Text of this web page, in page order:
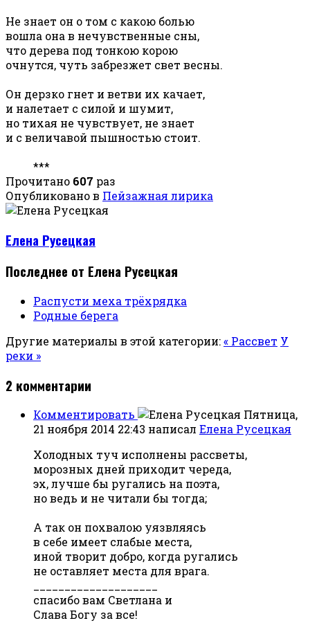
Не знает он о том с какою болью
вошла она в нечувственные сны,
что дерева под тонкою корою
очнутся, чуть забрезжет свет весны.
Он дерзко гнет и ветви их качает,
и налетает с силой и шумит,
но тихая не чувствует, не знает
и с величавой пышностью стоит.
***
Прочитано 607 раз
Опубликовано в Пейзажная лирика
Елена Русецкая
Последнее от Елена Русецкая
Распусти меха трёхрядка
Родные берега
Другие материалы в этой категории:« Рассвет У
реки »
2 комментарии
Комментировать
Пятница,
21 ноября 2014 22:43 написал Елена Русецкая
Холодных туч исполнены рассветы,
морозных дней приходит череда,
эх, лучше бы ругались на поэта,
но ведь и не читали бы тогда;
А так он похвалою уязвляясь
в себе имеет слабые места,
иной творит добро, когда ругались
не оставляет места для врага.
спасибо вам Светлана и
Слава Богу за все!